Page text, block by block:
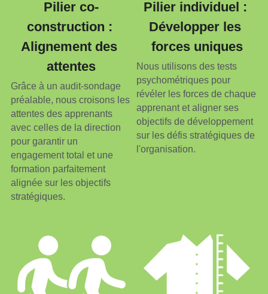
Pilier co-
construction :
Alignement des
attentes
Grâce à un audit-sondage
préalable, nous croisons les
attentes des apprenants
avec celles de la direction
pour garantir un
engagement total et une
formation parfaitement
alignée sur les objectifs
stratégiques.
Pilier individuel :
Développer les
forces uniques
Nous utilisons des tests
psychométriques pour
révéler les forces de chaque
apprenant et aligner ses
objectifs de développement
sur les défis stratégiques de
l'organisation.